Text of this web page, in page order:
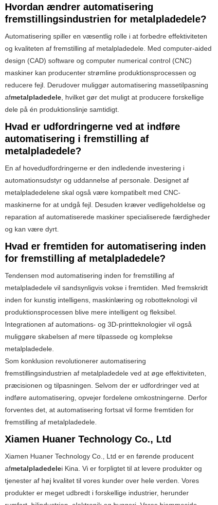
Hvordan ændrer automatisering
fremstillingsindustrien for metalpladedele?
Automatisering spiller en væsentlig rolle i at forbedre effektiviteten
og kvaliteten af ​​fremstilling af metalpladedele. Med computer-aided
design (CAD) software og computer numerical control (CNC)
maskiner kan producenter strømline produktionsprocessen og
reducere fejl. Derudover muliggør automatisering massetilpasning
afmetalpladedele , hvilket gør det muligt at producere forskellige
dele på én produktionslinje samtidigt.
Hvad er udfordringerne ved at indføre
automatisering i fremstilling af
metalpladedele?
En af hovedudfordringerne er den indledende investering i
automationsudstyr og uddannelse af personale. Designet af
metalpladedelene skal også være kompatibelt med CNC-
maskinerne for at undgå fejl. Desuden kræver vedligeholdelse og
reparation af automatiserede maskiner specialiserede færdigheder
og kan være dyrt.
Hvad er fremtiden for automatisering inden
for fremstilling af metalpladedele?
Tendensen mod automatisering inden for fremstilling af
metalpladedele vil sandsynligvis vokse i fremtiden. Med fremskridt
inden for kunstig intelligens, maskinlæring og robotteknologi vil
produktionsprocessen blive mere intelligent og fleksibel.
Integrationen af ​​automations- og 3D-printteknologier vil også
muliggøre skabelsen af ​​mere tilpassede og komplekse
metalpladedele.
Som konklusion revolutionerer automatisering
fremstillingsindustrien af ​​metalpladedele ved at øge effektiviteten,
præcisionen og tilpasningen. Selvom der er udfordringer ved at
indføre automatisering, opvejer fordelene omkostningerne. Derfor
forventes det, at automatisering fortsat vil forme fremtiden for
fremstilling af metalpladedele.
Xiamen Huaner Technology Co., Ltd
Xiamen Huaner Technology Co., Ltd er en førende producent
afmetalpladedelei Kina. Vi er forpligtet til at levere produkter og
tjenester af høj kvalitet til vores kunder over hele verden. Vores
produkter er meget udbredt i forskellige industrier, herunder